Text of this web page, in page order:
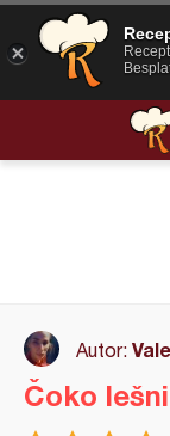
Autor:
Čoko